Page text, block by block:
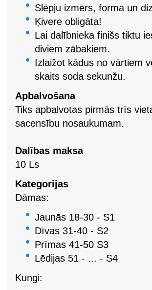
Slēpju izmērs, forma un
Ķivere obligāta!
Lai dalībnieka finišs tiktu
diviem zābakiem.
Izlaižot kādus no vārtiem
skaits soda sekunžu.
Apbalvošana
Tiks apbalvotas pirmās trīs
sacensību nosaukumam.
Dalības maksa
10 Ls
Kategorijas
Dāmas:
Jaunās 18-30 - S1
Dīvas 31-40 - S2
Prīmas 41-50 S3
Lēdijas 51 - ... - S4
Kungi: